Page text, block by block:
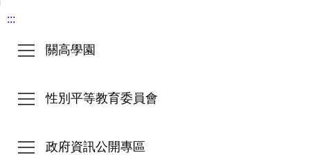
:::
關高學園
性別平等教育委員會
政府資訊公開專區